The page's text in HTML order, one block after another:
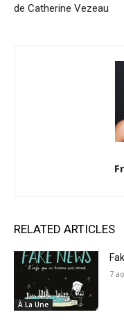
de Catherine Vezeau
RELATED ARTICLES
À La Une
7